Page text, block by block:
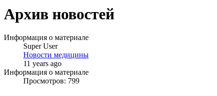
Архив новостей
Информация о материале
Super User
Новости медицины
11 years ago
Информация о материале
Просмотров: 799